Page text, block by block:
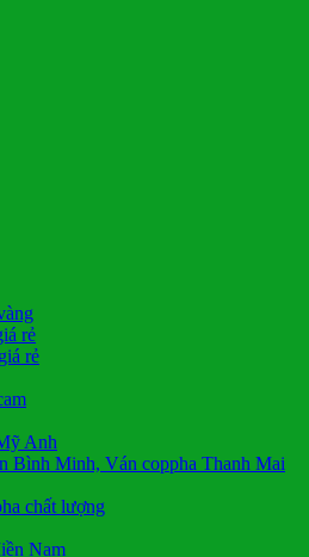
rẻ
rẻ
Anh
Bình Minh, Ván coppha Thanh Mai
chất lượng
Nam